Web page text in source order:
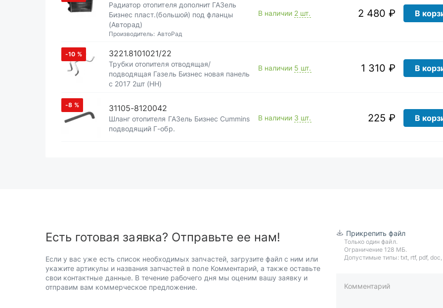
Радиатор отопителя дополнит ГАЗель
Бизнес пласт.(большой) под фланцы
(Авторад)
Производитель: АвтоРад
В наличии 2 шт. 2 480 ₽ В
-10 % 3221.8101021/22
Трубки отопителя отводящая/
подводящая Газель Бизнес новая панель
с 2017 2шт (НН)
В наличии 5 шт. 1 310 ₽ В
-8 % 31105-8120042
Шланг отопителя ГАЗель Бизнес Cummins
подводящий Г-обр.
В наличии 3 шт. 225 ₽ В
Есть готовая заявка? Отправьте ее нам!
Если у вас уже есть список необходимых запчастей, загрузите файл с ним или
укажите артикулы и названия запчастей в поле Комментарий, а также оставьте
свои контактные данные. В течение рабочего дня мы оценим вашу заявку и
отправим вам коммерческое предложение.
Прикрепить файл
Только один файл.
Ограничение 128 МБ.
Допустимые типы: txt, rtf, pdf,
Комментарий
пример: 89511234567 или